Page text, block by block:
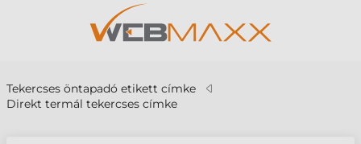
Tekercses öntapadó etikett címke
Direkt termál tekercses címke